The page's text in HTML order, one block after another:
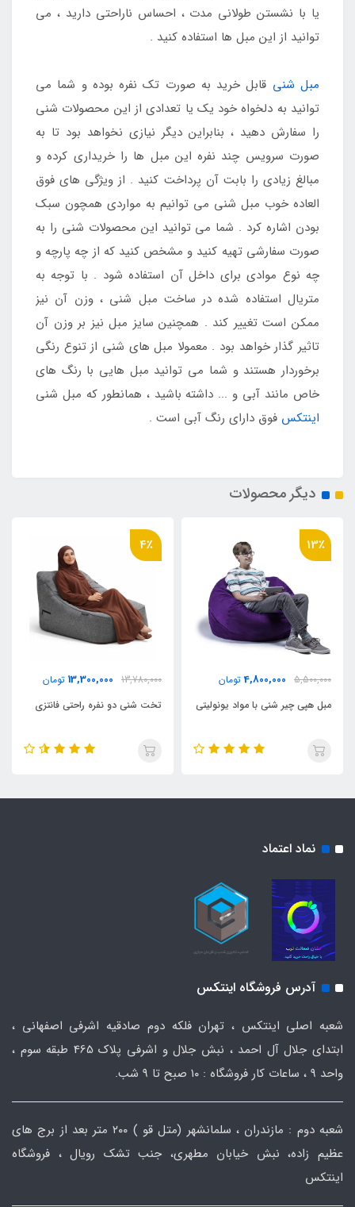
یا با نشستن طولانی مدت ، احساس ناراحتی دارید ، می
توانید از این مبل ها استفاده کنید .
مبل شنی قابل خرید به صورت تک نفره بوده و شما می
توانید به دلخواه خود یک یا تعدادی از این محصولات شنی
را سفارش دهید ، بنابراین دیگر نیازی نخواهد بود تا به
صورت سرویس چند نفره این مبل ها را خریداری کرده و
مبالغ زیادی را بابت آن پرداخت کنید . از ویژگی های فوق
العاده خوب مبل شنی می توانیم به مواردی همچون سبک
بودن اشاره کرد . شما می توانید این محصولات شنی را به
صورت سفارشی تهیه کنید و مشخص کنید که از چه پارچه و
چه نوع موادی برای داخل آن استفاده شود . با توجه به
متریال استفاده شده در ساخت مبل شنی ، وزن آن نیز
ممکن است تغییر کند . همچنین سایز مبل نیز بر وزن آن
تاثیر گذار خواهد بود . معمولا مبل های شنی از تنوع رنگی
برخوردار هستند و شما می توانید مبل هایی با رنگ های
خاص مانند آبی و ... داشته باشید ، همانطور که مبل شنی
اینتکس فوق دارای رنگ آبی است .
دیگر محصولات
13٪
5,500,000
4,800,000 تومان
مبل هپی چیر شنی با مواد یونولیتی
4٪
13,780,000
13,300,000 تومان
تخت شنی دو نفره راحتی فانتزی
نماد اعتماد
آدرس فروشگاه اینتکس
شعبه اصلی اینتکس ، تهران فلکه دوم صادقیه اشرفی اصفهانی ،
ابتدای جلال آل احمد ، نبش جلال و اشرفی پلاک 465 طبقه سوم ،
واحد ۹ ، ساعات کار فروشگاه : ۱۰ صبح تا ۹ شب.
شعبه دوم : مازندران ، سلمانشهر (متل قو ) ۲۰۰ متر بعد از برج های
عظیم زاده، نبش خیابان مطهری، جنب تشک رویال ، فروشگاه
اینتکس